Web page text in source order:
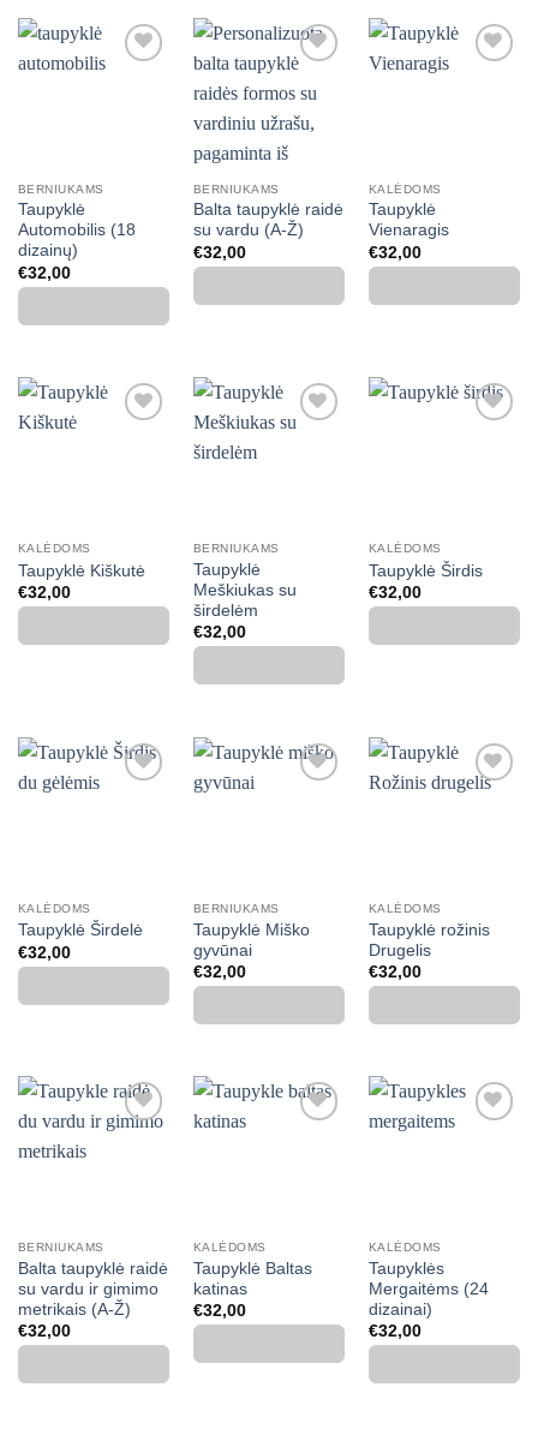
BERNIUKAMS
Taupyklė
Automobilis (18
dizainų)
€32,00
Mėgstamiausias
BERNIUKAMS
Balta taupyklė raidė
su vardu (A-Ž)
€32,00
KALĖDOMS
Taupyklė
Vienaragis
€32,00
KALĖDOMS
Taupyklė Kiškutė
€32,00
BERNIUKAMS
Taupyklė
Meškiukas su
širdelėm
€32,00
KALĖDOMS
Taupyklė Širdis
€32,00
KALĖDOMS
Taupyklė Širdelė
€32,00
BERNIUKAMS
Taupyklė Miško
gyvūnai
€32,00
KALĖDOMS
Taupyklė rožinis
Drugelis
€32,00
BERNIUKAMS
Balta taupyklė raidė
su vardu ir gimimo
metrikais (A-Ž)
€32,00
KALĖDOMS
Taupyklė Baltas
katinas
€32,00
KALĖDOMS
Taupyklės
Mergaitėms (24
dizainai)
€32,00